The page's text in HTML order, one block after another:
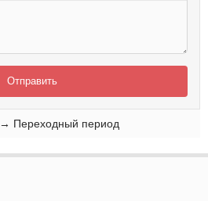
Отправить
→ Переходный период